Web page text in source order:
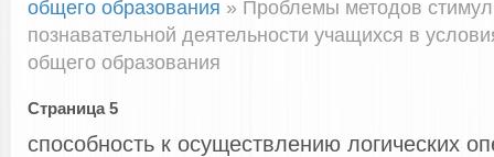
общего образования » Проблемы методов
познавательной деятельности учащихся в
общего образования
Страница 5
способность к осуществлению логических